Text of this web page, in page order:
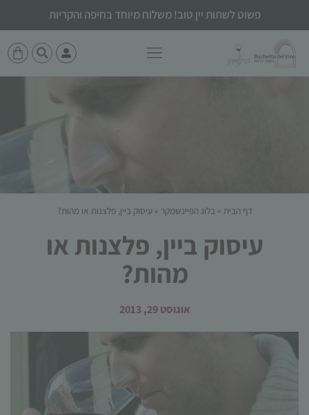
פשוט לשתות יין טוב! משלוח מיוחד בחיפה והקריות
דף הבית »בלוג הפיינשמקר »עיסוק ביין, פלצנות או מהות?
עיסוק ביין, פלצנות או
מהות?
אוגוסט 29, 2013